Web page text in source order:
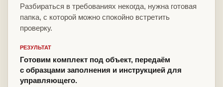
Разбираться в требованиях некогда, нужна готовая
папка, с которой можно спокойно встретить
проверку.
РЕЗУЛЬТАТ
Готовим комплект под объект, передаём
с образцами заполнения и инструкцией для
управляющего.